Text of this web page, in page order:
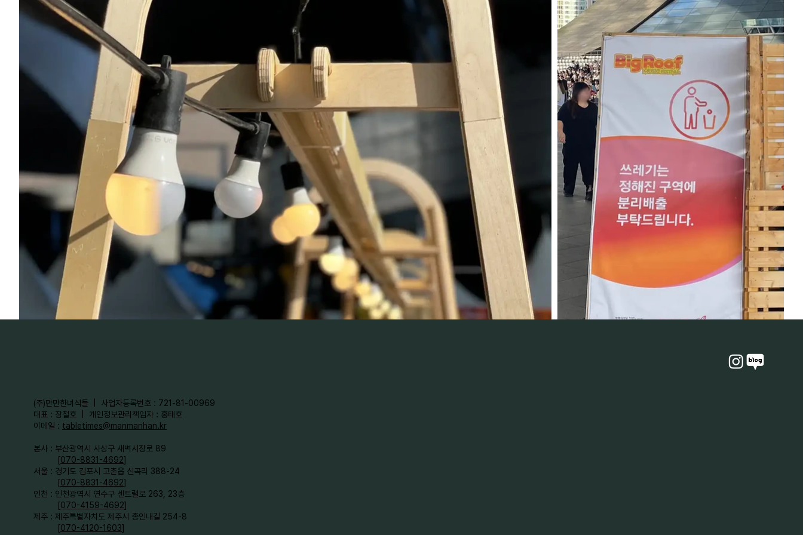
​(주)만만한녀석들 | 사업자등록번호 : 721-81-00969
대표 : 장철호 | 개인정보관리책임자 : 홍태호
이메일 : tabletimes@manmanhan.kr
본사 : 부산광역시 사상구 새벽시장로 89
[070-8831-4692]
서울 : 경기도 김포시 고촌읍 신곡리 388-24
[070-8831-4692]
인천 : 인천광역시 연수구 센트럴로 263, 23층
[070-4159-4692]​
제주 : 제주특별자치도 제주시 종인내길 254-8
[070-4120-1603]